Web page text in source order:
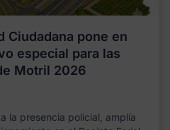
Ciudadana pone en
especial para las
Motril 2026
la presencia policial, amplía